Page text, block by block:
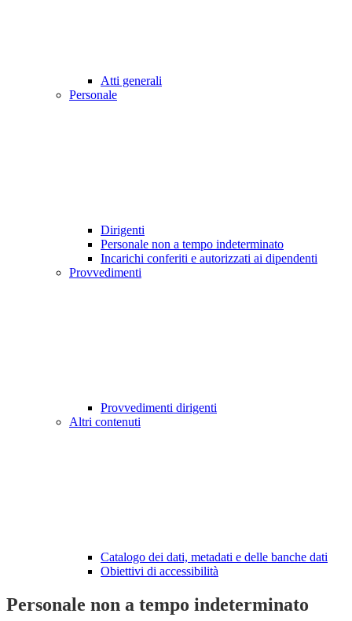
Atti generali
Personale
Dirigenti
Personale non a tempo indeterminato
Incarichi conferiti e autorizzati ai dipendenti
Provvedimenti
Provvedimenti dirigenti
Altri contenuti
Catalogo dei dati, metadati e delle banche dati
Obiettivi di accessibilità
Personale non a tempo indeterminato